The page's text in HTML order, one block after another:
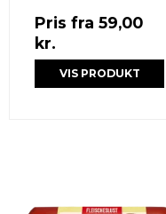
Pris fra 59,00
kr.
VIS PRODUKT